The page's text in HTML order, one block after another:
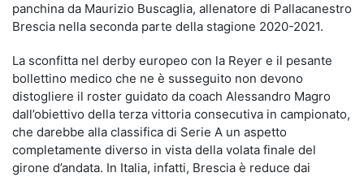
panchina da Maurizio Buscaglia, allenatore di Pallacanestro
Brescia nella seconda parte della stagione 2020-2021.
La sconfitta nel derby europeo con la Reyer e il pesante
bollettino medico che ne è susseguito non devono
distogliere il roster guidato da coach Alessandro Magro
dall’obiettivo della terza vittoria consecutiva in campionato,
che darebbe alla classifica di Serie A un aspetto
completamente diverso in vista della volata finale del
girone d’andata. In Italia, infatti, Brescia è reduce dai